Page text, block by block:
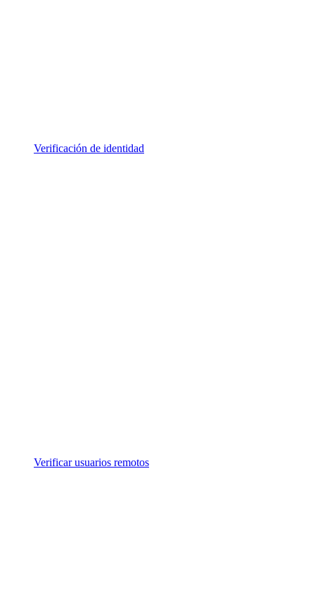
Verificación de identidad
Verificar usuarios remotos